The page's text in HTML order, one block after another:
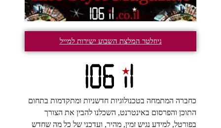
ניוזלטר המלצת השבוע ישירות למייל
כחברה המתמחה בטכנולוגיות חדשניות ומתקדמות בתחום
התוכן והפרסום באינטרנט, השכלנו להבין את הצורך
בפורטל, למידע נגיש זמין, מהיר, ועדכני של כל מה שחדש